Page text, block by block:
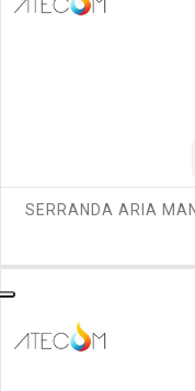
SERRANDA ARIA